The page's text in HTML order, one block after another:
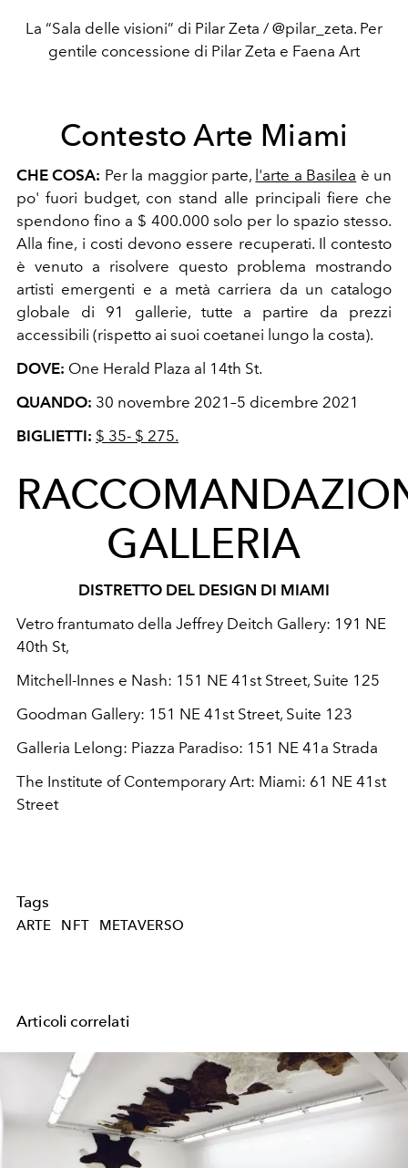
La “Sala delle visioni” di Pilar Zeta / @pilar_zeta. Per
gentile concessione di Pilar Zeta e Faena Art
Contesto Arte Miami
CHE COSA: Per la maggior parte, l'arte a Basilea è un
po' fuori budget, con stand alle principali fiere che
spendono fino a $ 400.000 solo per lo spazio stesso.
Alla fine, i costi devono essere recuperati. Il contesto
è venuto a risolvere questo problema mostrando
artisti emergenti e a metà carriera da un catalogo
globale di 91 gallerie, tutte a partire da prezzi
accessibili (rispetto ai suoi coetanei lungo la costa).
DOVE: One Herald Plaza al 14th St.
QUANDO: 30 novembre 2021–5 dicembre 2021
BIGLIETTI: $ 35- $ 275.
GALLERIA
DISTRETTO DEL DESIGN DI MIAMI
Vetro frantumato della Jeffrey Deitch Gallery: 191 NE
40th St,
Mitchell-Innes e Nash: 151 NE 41st Street, Suite 125
Goodman Gallery: 151 NE 41st Street, Suite 123
Galleria Lelong: Piazza Paradiso: 151 NE 41a Strada
The Institute of Contemporary Art: Miami: 61 NE 41st
Street
Tags
ARTE NFT METAVERSO
Articoli correlati